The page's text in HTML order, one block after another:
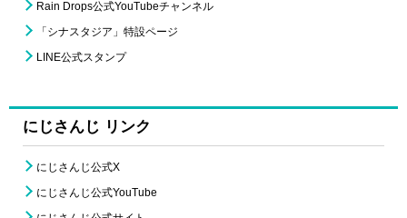
Rain Drops公式YouTubeチャンネル
「シナスタジア」特設ページ
LINE公式スタンプ
にじさんじ リンク
にじさんじ公式X
にじさんじ公式YouTube